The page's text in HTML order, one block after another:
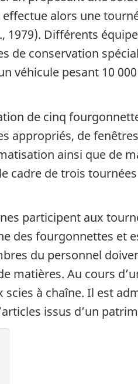
alors une
1979). Différents
conservation
véhicule pesant 10
de cinq
appropriés, de
ainsi que de
cadre de trois
participent aux
des fourgonnettes et
du personnel
matières. Au cours
à chaîne. Il est
issus d’un